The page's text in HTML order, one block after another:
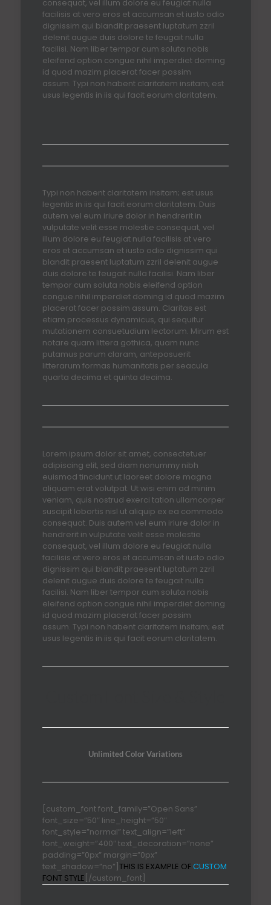
consequat, vel illum dolore eu feugiat nulla
facilisis at vero eros et accumsan et iusto odio
dignissim qui blandit praesent luptatum zzril
delenit augue duis dolore te feugait nulla
facilisi. Nam liber tempor cum soluta nobis
eleifend option congue nihil imperdiet doming
id quod mazim placerat facer possim
assum. Typi non habent claritatem insitam; est
usus legentis in iis qui facit eorum claritatem.
Typi non habent claritatem insitam; est usus
legentis in iis qui facit eorum claritatem. Duis
autem vel eum iriure dolor in hendrerit in
vulputate velit esse molestie consequat, vel
illum dolore eu feugiat nulla facilisis at vero
eros et accumsan et iusto odio dignissim qui
blandit praesent luptatum zzril delenit augue
duis dolore te feugait nulla facilisi. Nam liber
tempor cum soluta nobis eleifend option
congue nihil imperdiet doming id quod mazim
placerat facer possim assum. Claritas est
etiam processus dynamicus, qui sequitur
mutationem consuetudium lectorum. Mirum est
notare quam littera gothica, quam nunc
putamus parum claram, anteposuerit
litterarum formas humanitatis per seacula
quarta decima et quinta decima.
Lorem ipsum dolor sit amet, consectetuer
adipiscing elit, sed diam nonummy nibh
euismod tincidunt ut laoreet dolore magna
aliquam erat volutpat. Ut wisi enim ad minim
veniam, quis nostrud exerci tation ullamcorper
suscipit lobortis nisl ut aliquip ex ea commodo
consequat. Duis autem vel eum iriure dolor in
hendrerit in vulputate velit esse molestie
consequat, vel illum dolore eu feugiat nulla
facilisis at vero eros et accumsan et iusto odio
dignissim qui blandit praesent luptatum zzril
delenit augue duis dolore te feugait nulla
facilisi. Nam liber tempor cum soluta nobis
eleifend option congue nihil imperdiet doming
id quod mazim placerat facer possim
assum. Typi non habent claritatem insitam; est
usus legentis in iis qui facit eorum claritatem.
Unlimited Color Variations
[custom_font font_family=”Open Sans”
font_size=”50″ line_height=”50″
font_style=”normal” text_align=”left”
font_weight=”400″ text_decoration=”none”
padding=”0px” margin=”0px”
text_shadow=”no”]THIS IS EXAMPLE OFCUSTOM
FONT STYLE [/custom_font]